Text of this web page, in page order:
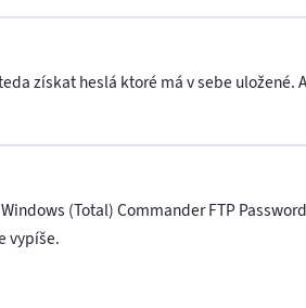
získat heslá ktoré má v sebe
(Total) Commander FTP
vypíše.